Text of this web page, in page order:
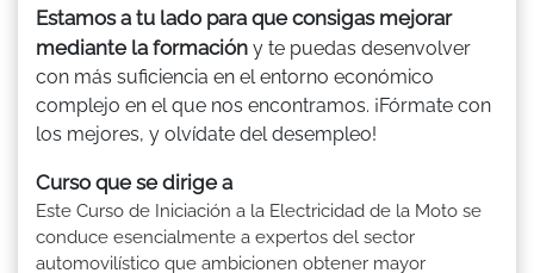
Estamos a tu lado para que consigas mejorar
mediante la formación y te puedas desenvolver
con más suficiencia en el entorno económico
complejo en el que nos encontramos. ¡Fórmate con
los mejores, y olvídate del desempleo!
Curso que se dirige a
Este Curso de Iniciación a la Electricidad de la Moto se
conduce esencialmente a expertos del sector
automovilístico que ambicionen obtener mayor